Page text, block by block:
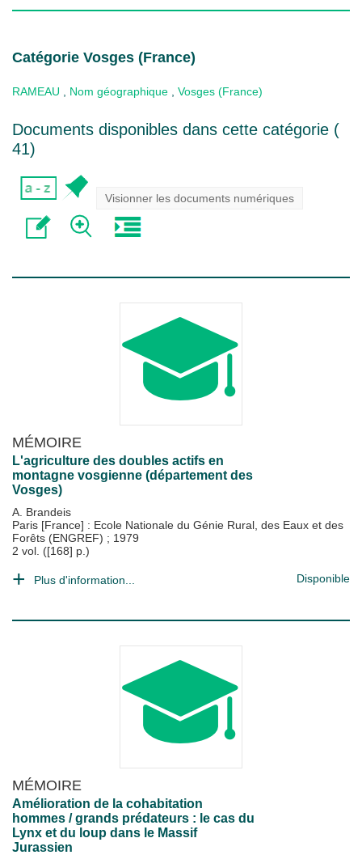
Catégorie Vosges (France)
RAMEAU Nom géographique Vosges (France)
Documents disponibles dans cette catégorie (
41)
Visionner les documents numériques
MÉMOIRE
L'agriculture des doubles actifs en
montagne vosgienne (département des
Vosges)
A. Brandeis
Paris [France] : Ecole Nationale du Génie Rural, des Eaux et des
Forêts (ENGREF) ; 1979
2 vol. ([168] p.)
Plus d'information... Disponible
MÉMOIRE
Amélioration de la cohabitation
hommes / grands prédateurs : le cas du
Lynx et du loup dans le Massif
Jurassien